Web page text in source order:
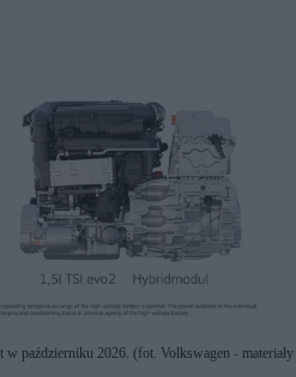
październiku 2026. (fot. Volkswagen - materiały